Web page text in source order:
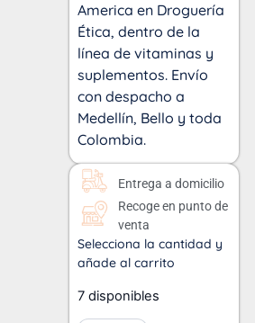
America en Droguería
Ética, dentro de la
línea de vitaminas y
suplementos. Envío
con despacho a
Medellín, Bello y toda
Colombia.
Entrega a domicilio
Recoge en punto de
venta
Selecciona la cantidad y
añade al carrito
7 disponibles